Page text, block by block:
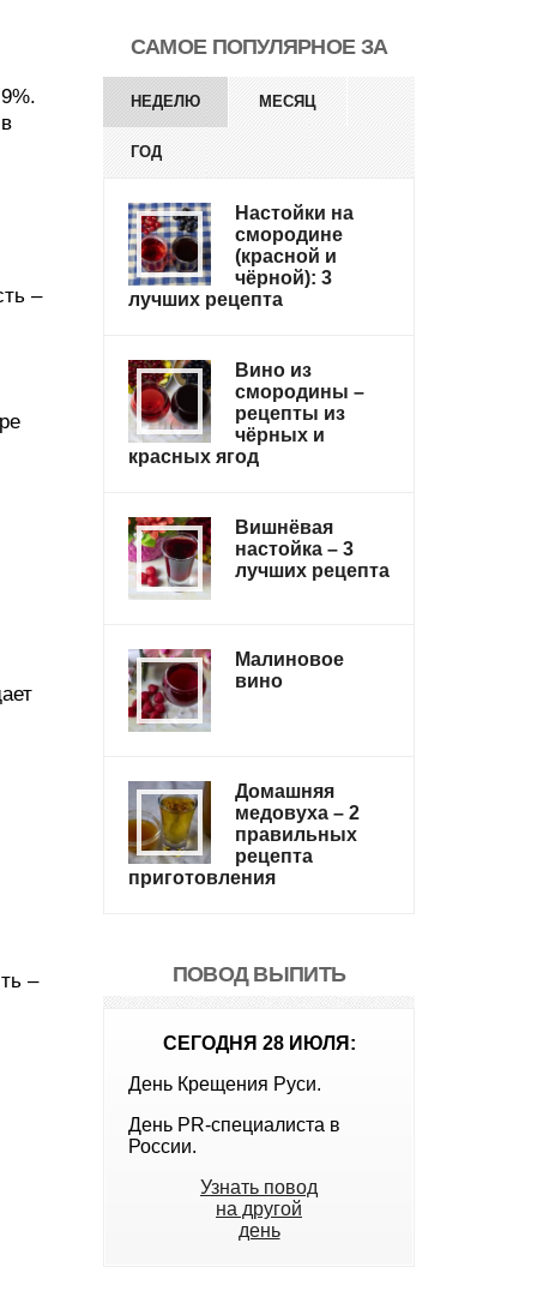
–
–
САМОЕ ПОПУЛЯРНОЕ ЗА
НЕДЕЛЮ МЕСЯЦ
ГОД
Настойки на
смородине
(красной и
чёрной): 3
лучших рецепта
Вино из
смородины –
рецепты из
чёрных и
красных ягод
Вишнёвая
настойка – 3
лучших рецепта
Малиновое
вино
Домашняя
медовуха – 2
правильных
рецепта
приготовления
ПОВОД ВЫПИТЬ
СЕГОДНЯ 28 ИЮЛЯ:
День Крещения Руси.
День PR-специалиста в
России.
Узнать повод
на другой
день